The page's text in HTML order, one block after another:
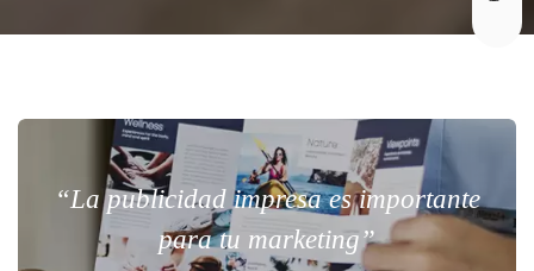
“La publicidad impresa es importante
para tu marketing”